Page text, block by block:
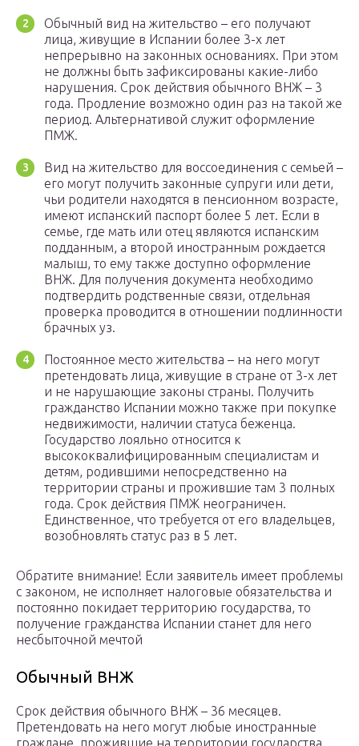
Обычный вид на жительство – его получают
лица, живущие в Испании более 3-х лет
непрерывно на законных основаниях. При этом
не должны быть зафиксированы какие-либо
нарушения. Срок действия обычного ВНЖ – 3
года. Продление возможно один раз на такой же
период. Альтернативой служит оформление
ПМЖ.
Вид на жительство для воссоединения с семьей –
его могут получить законные супруги или дети,
чьи родители находятся в пенсионном возрасте,
имеют испанский паспорт более 5 лет. Если в
семье, где мать или отец являются испанским
подданным, а второй иностранным рождается
малыш, то ему также доступно оформление
ВНЖ. Для получения документа необходимо
подтвердить родственные связи, отдельная
проверка проводится в отношении подлинности
брачных уз.
Постоянное место жительства – на него могут
претендовать лица, живущие в стране от 3-х лет
и не нарушающие законы страны. Получить
гражданство Испании можно также при покупке
недвижимости, наличии статуса беженца.
Государство лояльно относится к
высококвалифицированным специалистам и
детям, родившими непосредственно на
территории страны и прожившие там 3 полных
года. Срок действия ПМЖ неограничен.
Единственное, что требуется от его владельцев,
возобновлять статус раз в 5 лет.
Обратите внимание! Если заявитель имеет проблемы
с законом, не исполняет налоговые обязательства и
постоянно покидает территорию государства, то
получение гражданства Испании станет для него
несбыточной мечтой
Обычный ВНЖ
Срок действия обычного ВНЖ – 36 месяцев.
Претендовать на него могут любые иностранные
граждане, прожившие на территории государства